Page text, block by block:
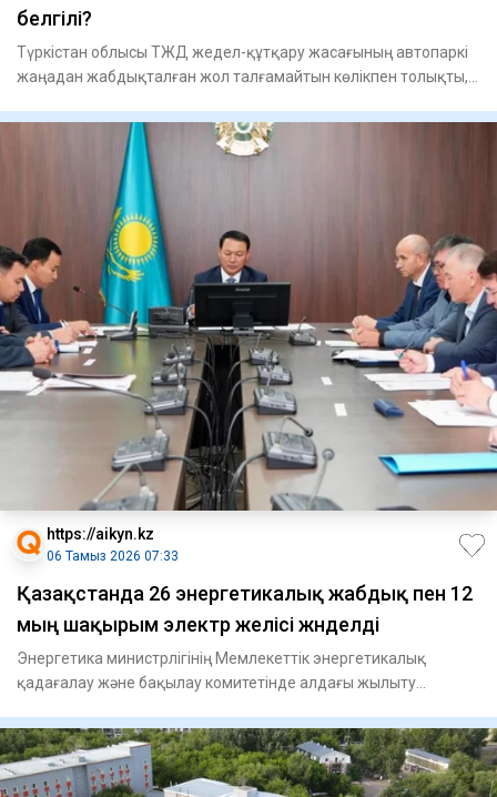
белгілі?
Түркістан облысы ТЖД жедел-құтқару жасағының автопаркі
жаңадан жабдықталған жол талғамайтын көлікпен толықты, -
https://aikyn.kz
06 Тамыз 2026 07:33
Қазақстанда 26 энергетикалық жабдық пен 12
мың шақырым электр желісі жөнделді
Энергетика министрлігінің Мемлекеттік энергетикалық
қадағалау және бақылау комитетінде алдағы жылыту